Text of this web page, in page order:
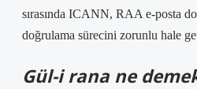
sırasında ICANN, RAA e-posta
doğrulama sürecini zorunlu hale
Gül-i rana ne